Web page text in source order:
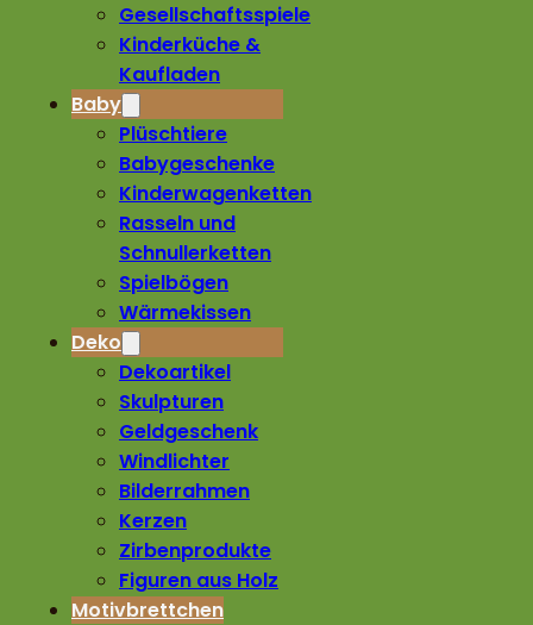
Gesellschaftsspiele
Kinderküche &
Kaufladen
Baby
Plüschtiere
Babygeschenke
Kinderwagenketten
Rasseln und
Schnullerketten
Spielbögen
Wärmekissen
Deko
Dekoartikel
Skulpturen
Geldgeschenk
Windlichter
Bilderrahmen
Kerzen
Zirbenprodukte
Figuren aus Holz
Motivbrettchen